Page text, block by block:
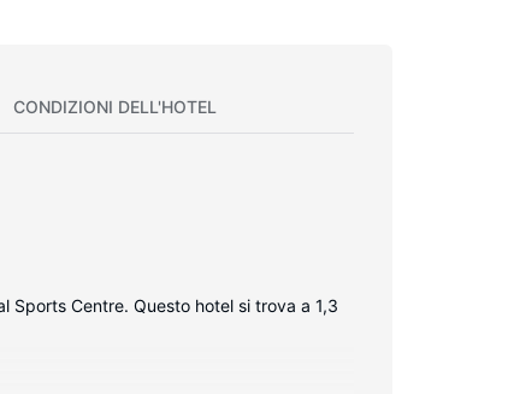
CONDIZIONI DELL'HOTEL
Sports Centre. Questo hotel si trova a 1,3